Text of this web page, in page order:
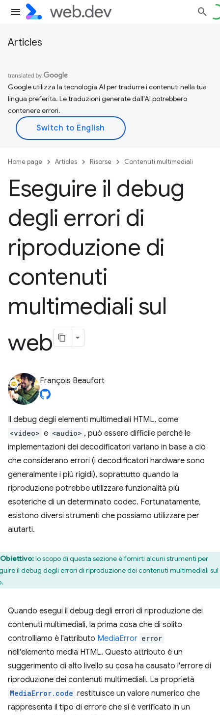
Articles
Google utilizza la tecnologia AI per tradurre i contenuti nella tua
lingua preferita. Le traduzioni generate dall'AI potrebbero
contenere errori.
Home page Articles Risorse Contenuti multimediali
Eseguire il debug
degli errori di
riproduzione di
contenuti
multimediali sul
web
François Beaufort
Il debug degli elementi multimediali HTML, come
<video> e <audio> , può essere difficile perché le
implementazioni dei decodificatori variano in base a ciò
che considerano errori (i decodificatori hardware sono
generalmente i più rigidi), soprattutto quando la
riproduzione potrebbe utilizzare funzionalità più
esoteriche di un determinato codec. Fortunatamente,
esistono diversi strumenti che possiamo utilizzare per
aiutarti.
Obiettivo:lo scopo di questa sezione è fornirti alcuni strumenti per
il debug degli errori di riproduzione dei contenuti multimediali sul
Quando esegui il debug degli errori di riproduzione dei
contenuti multimediali, la prima cosa che di solito
controlliamo è l'attributo MediaError error
nell'elemento media HTML. Questo attributo è un
suggerimento di alto livello su cosa ha causato l'errore di
riproduzione dei contenuti multimediali. La proprietà
MediaError.code restituisce un valore numerico che
rappresenta il tipo di errore che si è verificato in un